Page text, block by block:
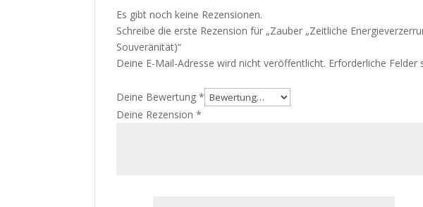
Es gibt noch keine Rezensionen.
Schreibe die erste Rezension für „Zauber „Zeitliche
Souveränität)“
Deine E-Mail-Adresse wird nicht veröffentlicht. Erforderliche
Deine Bewertung*
Deine Rezension*